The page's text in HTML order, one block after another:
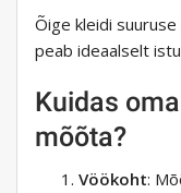
Õige kleidi
peab ideaalselt
Kuidas
mõõta?
Vöökoht: